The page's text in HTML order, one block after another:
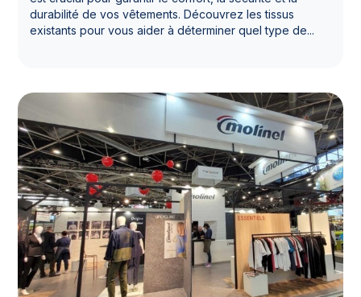
durabilité de vos vêtements. Découvrez les tissus
existants pour vous aider à déterminer quel type de...